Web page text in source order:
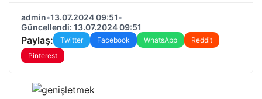
admin•13.07.2024 09:51•
Güncellendi: 13.07.2024 09:51
Paylaş: Twitter Facebook WhatsApp
Reddit
Pinterest